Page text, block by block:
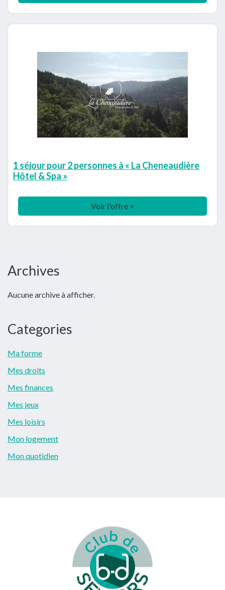
1 séjour pour 2 personnes à « La Cheneaudière
Hôtel & Spa »
Voir l'offre >
Barre
principale
Archives
Aucune archive à afficher.
Categories
Ma forme
Mes droits
Mes finances
Mes jeux
Mes loisirs
Mon logement
Mon quotidien